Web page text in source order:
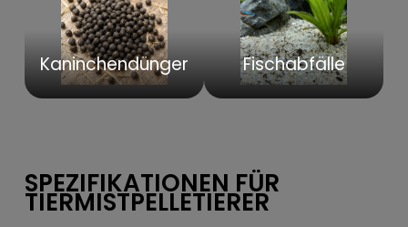
Kaninchendünger Fischabfälle
SPEZIFIKATIONEN FÜR
TIERMISTPELLETIERER